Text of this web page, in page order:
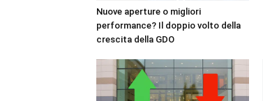
Nuove aperture o migliori
performance? Il doppio volto della
crescita della GDO